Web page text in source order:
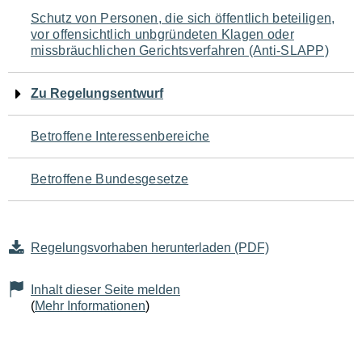
Navigation
für
den
Seiteninhalt
Schutz von Personen, die sich öffentlich beteiligen,
vor offensichtlich unbgründeten Klagen oder
missbräuchlichen Gerichtsverfahren (Anti-SLAPP)
Zu Regelungsentwurf
Betroffene Interessenbereiche
Betroffene Bundesgesetze
Regelungsvorhaben herunterladen (PDF)
Inhalt dieser Seite melden
(Mehr Informationen)